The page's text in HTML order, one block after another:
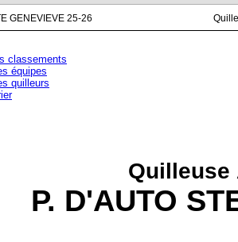
GENEVIEVE 25-26
classements
équipes
quilleurs
Quilleuse
P. D'AUTO